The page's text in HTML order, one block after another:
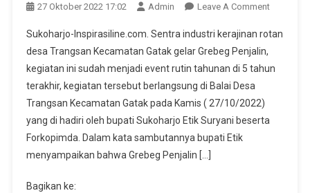
27 Oktober 2022 17:02 Admin Leave A CommentOn
Penjalin
Perhatian
Sukoharjo-Inspirasiline.com. Sentra industri kerajinan rotan
desa Trangsan Kecamatan Gatak gelar Grebeg Penjalin,
kegiatan ini sudah menjadi event rutin tahunan di 5 tahun
terakhir, kegiatan tersebut berlangsung di Balai Desa
Trangsan Kecamatan Gatak pada Kamis ( 27/10/2022)
yang di hadiri oleh bupati Sukoharjo Etik Suryani beserta
Forkopimda. Dalam kata sambutannya bupati Etik
menyampaikan bahwa Grebeg Penjalin […]
Bagikan ke: